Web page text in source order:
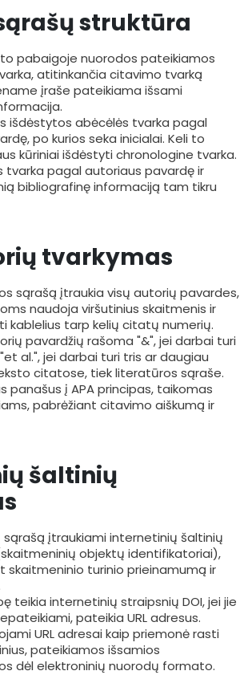
struktūra
pabaigoje nuorodos pateikiamos
atitinkančia citavimo tvarką
įraše pateikiama išsami
išdėstytos abėcėlės tvarka pagal
po kurios seka inicialai. Keli to
kūriniai išdėstyti chronologine tvarka.
tvarka pagal autoriaus pavardę ir
bibliografinę informaciją tam tikru
tvarkymas
sąrašą įtraukia visų autorių pavardes,
naudoja viršutinius skaitmenis ir
kablelius tarp kelių citatų numerių.
pavardžių rašoma "&", jei darbai turi
al.", jei darbai turi tris ar daugiau
citatose, tiek literatūros sąraše.
panašus į APA principas, taikomas
pabrėžiant citavimo aiškumą ir
šaltinių
sąrašą įtraukiami internetinių šaltinių
(skaitmeninių objektų identifikatoriai),
skaitmeninio turinio prieinamumą ir
teikia internetinių straipsnių DOI, jei jie
pateikia URL adresus.
URL adresai kaip priemonė rasti
pateikiamos išsamios
dėl elektroninių nuorodų formato.